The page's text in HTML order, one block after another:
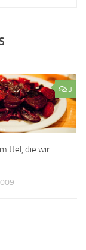
3
die wir